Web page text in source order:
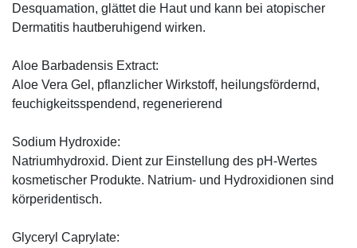
Desquamation, glättet die Haut und kann bei atopischer
Dermatitis hautberuhigend wirken.
Aloe Barbadensis Extract:
Aloe Vera Gel, pflanzlicher Wirkstoff, ­heilungsfördernd,
feuchigkeitsspendend, ­regenerierend
Sodium Hydroxide:
Natriumhydroxid. Dient zur Einstellung des pH-Wertes
kosmetischer Produkte. Natrium- und Hydroxidionen sind
körperidentisch.
Glyceryl Caprylate: